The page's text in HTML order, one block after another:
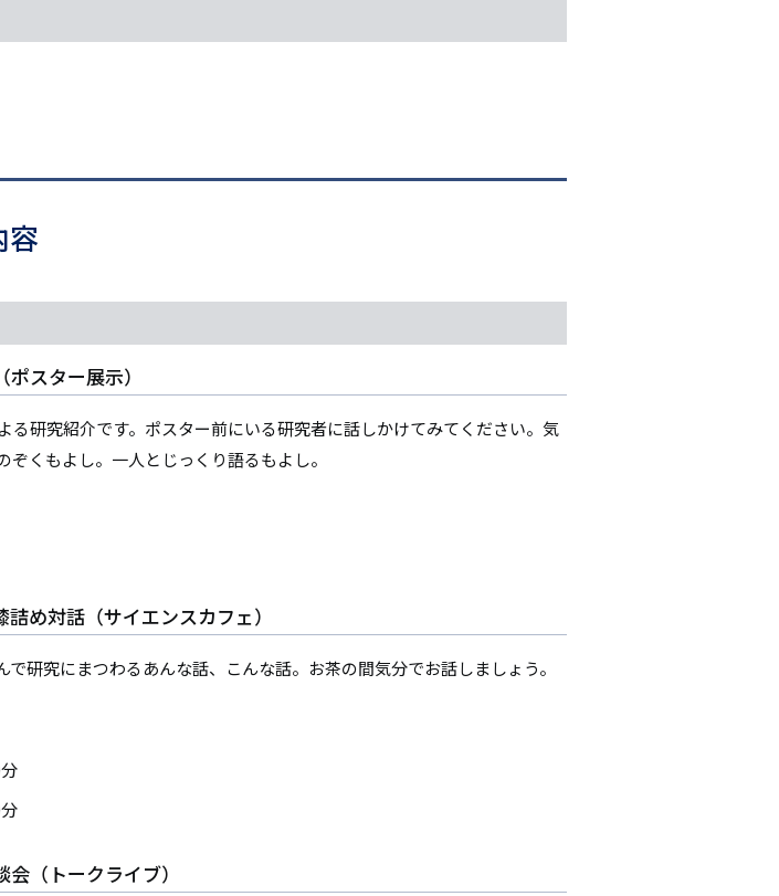
容
スター展示）
る研究紹介です。ポスター前にいる研究者に話しかけてみてください。気
ぞくもよし。一人とじっくり語るもよし。
め対話（サイエンスカフェ）
で研究にまつわるあんな話、こんな話。お茶の間気分でお話しましょう。
（トークライブ）